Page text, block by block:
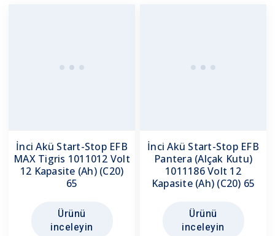
İnci Akü Start-Stop EFB
MAX Tigris 1011012 Volt
12 Kapasite (Ah) (C20)
65
Ürünü
inceleyin
İnci Akü Start-Stop EFB
Pantera (Alçak Kutu)
1011186 Volt 12
Kapasite (Ah) (C20) 65
Ürünü
inceleyin